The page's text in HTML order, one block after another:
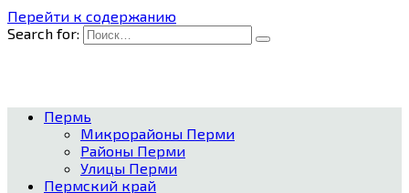
Перейти к содержанию
Search for:
Пермь
Микрорайоны Перми
Районы Перми
Улицы Перми
Пермский край